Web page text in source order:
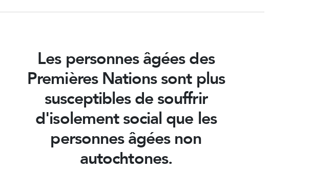
Les personnes âgées des
Premières Nations sont plus
susceptibles de souffrir
d'isolement social que les
personnes âgées non
autochtones.